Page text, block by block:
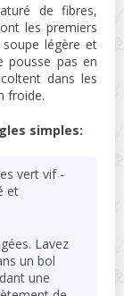
de fibres,
les premiers
légère et
pousse pas en
dans les
froide.
simples:
vert vif -
et
Lavez
un bol
une